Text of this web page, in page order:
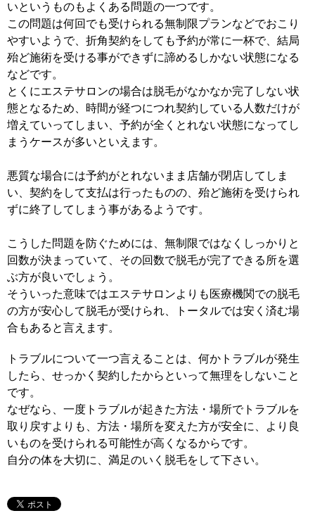
いというものもよくある問題の一つです。
この問題は何回でも受けられる無制限プランなどでおこり
やすいようで、折角契約をしても予約が常に一杯で、結局
殆ど施術を受ける事ができずに諦めるしかない状態になる
などです。
とくにエステサロンの場合は脱毛がなかなか完了しない状
態となるため、時間が経つにつれ契約している人数だけが
増えていってしまい、予約が全くとれない状態になってし
まうケースが多いといえます。
悪質な場合には予約がとれないまま店舗が閉店してしま
い、契約をして支払は行ったものの、殆ど施術を受けられ
ずに終了してしまう事があるようです。
こうした問題を防ぐためには、無制限ではなくしっかりと
回数が決まっていて、その回数で脱毛が完了できる所を選
ぶ方が良いでしょう。
そういった意味ではエステサロンよりも医療機関での脱毛
の方が安心して脱毛が受けられ、トータルでは安く済む場
合もあると言えます。
トラブルについて一つ言えることは、何かトラブルが発生
したら、せっかく契約したからといって無理をしないこと
です。
なぜなら、一度トラブルが起きた方法・場所でトラブルを
取り戻すよりも、方法・場所を変えた方が安全に、より良
いものを受けられる可能性が高くなるからです。
自分の体を大切に、満足のいく脱毛をして下さい。